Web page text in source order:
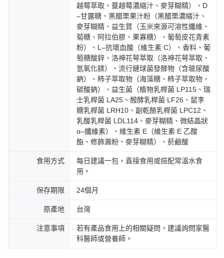
越莓萃取、蔓越莓濃縮汁、麥芽糊精）、D
–甘露糖、黑醋栗果汁粉（黑醋栗濃縮汁、
麥芽糊精、益生質（玉米來源可溶性纖維、
菊糖、阿拉伯膠、果寡糖）、葡萄皮花青素
粉）、L–抗壞血酸（維生素 C）、香料、葡
萄糖酸鋅、洛神花萼萃取（洛神花萼萃取、
氫氧化鎂）、流行鏈球菌發酵物（含玻尿酸
鈉）、柿子萃取物（海藻糖、柿子萃取物、
碳酸鈉）、益生菌（植物乳桿菌 LP115、瑞
士乳桿菌 LA25、醱酵乳桿菌 LF26、鼠李
糖乳桿菌 LRH10、副乾酪乳桿菌 LPC12、
乳酸乳桿菌 LDL114、麥芽糊精、微結晶狀
α–纖維素）、維生素 E（維生素 E 乙酸
酯、修飾澱粉、麥芽糊精）、菸鹼酸
食用方式
每日建議一包，直接食用或搭配常溫水食
用。
保存期限 24個月
原產地 台灣
注意事項
若有產品食用上的相關疑問，建議詢問家醫
科醫師或營養師。